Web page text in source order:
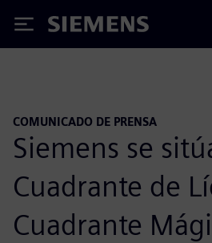
Siemens
COMUNICADO DE PRENSA
Siemens se
Cuadrante de
Cuadrante